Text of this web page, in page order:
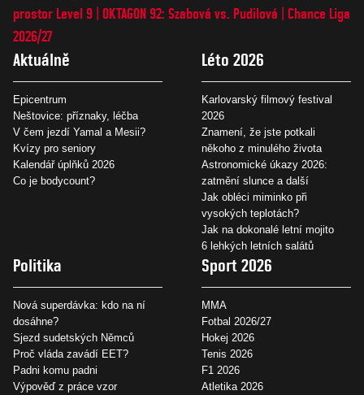
prostor Level 9 OKTAGON 92: Szabová vs. Pudilová
Chance Liga
2026/27
Aktuálně
Epicentrum
Neštovice: příznaky, léčba
V čem jezdí Yamal a Mesii?
Kvízy pro seniory
Kalendář úplňků 2026
Co je bodycount?
Léto 2026
Karlovarský filmový festival
2026
Znamení, že jste potkali
někoho z minulého života
Astronomické úkazy 2026:
zatmění slunce a další
Jak obléci miminko při
vysokých teplotách?
Jak na dokonalé letní mojito
6 lehkých letních salátů
Politika
Nová superdávka: kdo na ní
dosáhne?
Sjezd sudetských Němců
Proč vláda zavádí EET?
Padni komu padni
Výpověď z práce vzor
Sport 2026
MMA
Fotbal 2026/27
Hokej 2026
Tenis 2026
F1 2026
Atletika 2026